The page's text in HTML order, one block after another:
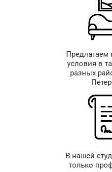
условия в
разных
В нашей
только